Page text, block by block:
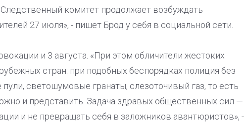
комитет продолжает возбуждать
27 июля», - пишет Брод у себя в социальной сети.
и 3 августа. «При этом обличители жестоких
стран: при подобных беспорядках полиция без
светошумовые гранаты, слезоточивый газ, то есть
и представить. Задача здравых общественных сил —
и не превращать себя в заложников авантюристов», -